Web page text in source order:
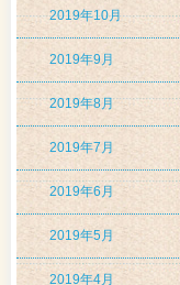
2019年10月
2019年9月
2019年8月
2019年7月
2019年6月
2019年5月
2019年4月